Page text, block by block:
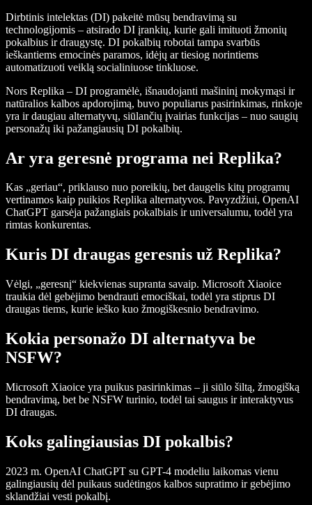
Dirbtinis intelektas (DI) pakeitė mūsų bendravimą su
technologijomis – atsirado DI įrankių, kurie gali imituoti žmonių
pokalbius ir draugystę. DI pokalbių robotai tampa svarbūs
ieškantiems emocinės paramos, idėjų ar tiesiog norintiems
automatizuoti veiklą socialiniuose tinkluose.
Nors Replika – DI programėlė, išnaudojanti mašininį mokymąsi ir
natūralios kalbos apdorojimą, buvo populiarus pasirinkimas, rinkoje
yra ir daugiau alternatyvų, siūlančių įvairias funkcijas – nuo saugių
personažų iki pažangiausių DI pokalbių.
Ar yra geresnė programa nei Replika?
Kas „geriau“, priklauso nuo poreikių, bet daugelis kitų programų
vertinamos kaip puikios Replika alternatyvos. Pavyzdžiui, OpenAI
ChatGPT garsėja pažangiais pokalbiais ir universalumu, todėl yra
rimtas konkurentas.
Kuris DI draugas geresnis už Replika?
Vėlgi, „geresnį“ kiekvienas supranta savaip. Microsoft Xiaoice
traukia dėl gebėjimo bendrauti emociškai, todėl yra stiprus DI
draugas tiems, kurie ieško kuo žmogiškesnio bendravimo.
Kokia personažo DI alternatyva be
NSFW?
Microsoft Xiaoice yra puikus pasirinkimas – ji siūlo šiltą, žmogišką
bendravimą, bet be NSFW turinio, todėl tai saugus ir interaktyvus
DI draugas.
Koks galingiausias DI pokalbis?
2023 m. OpenAI ChatGPT su GPT-4 modeliu laikomas vienu
galingiausių dėl puikaus sudėtingos kalbos supratimo ir gebėjimo
sklandžiai vesti pokalbį.